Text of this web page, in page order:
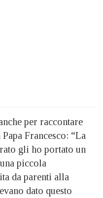
per raccontare
Francesco: “La
gli ho portato un
piccola
da parenti alla
dato questo